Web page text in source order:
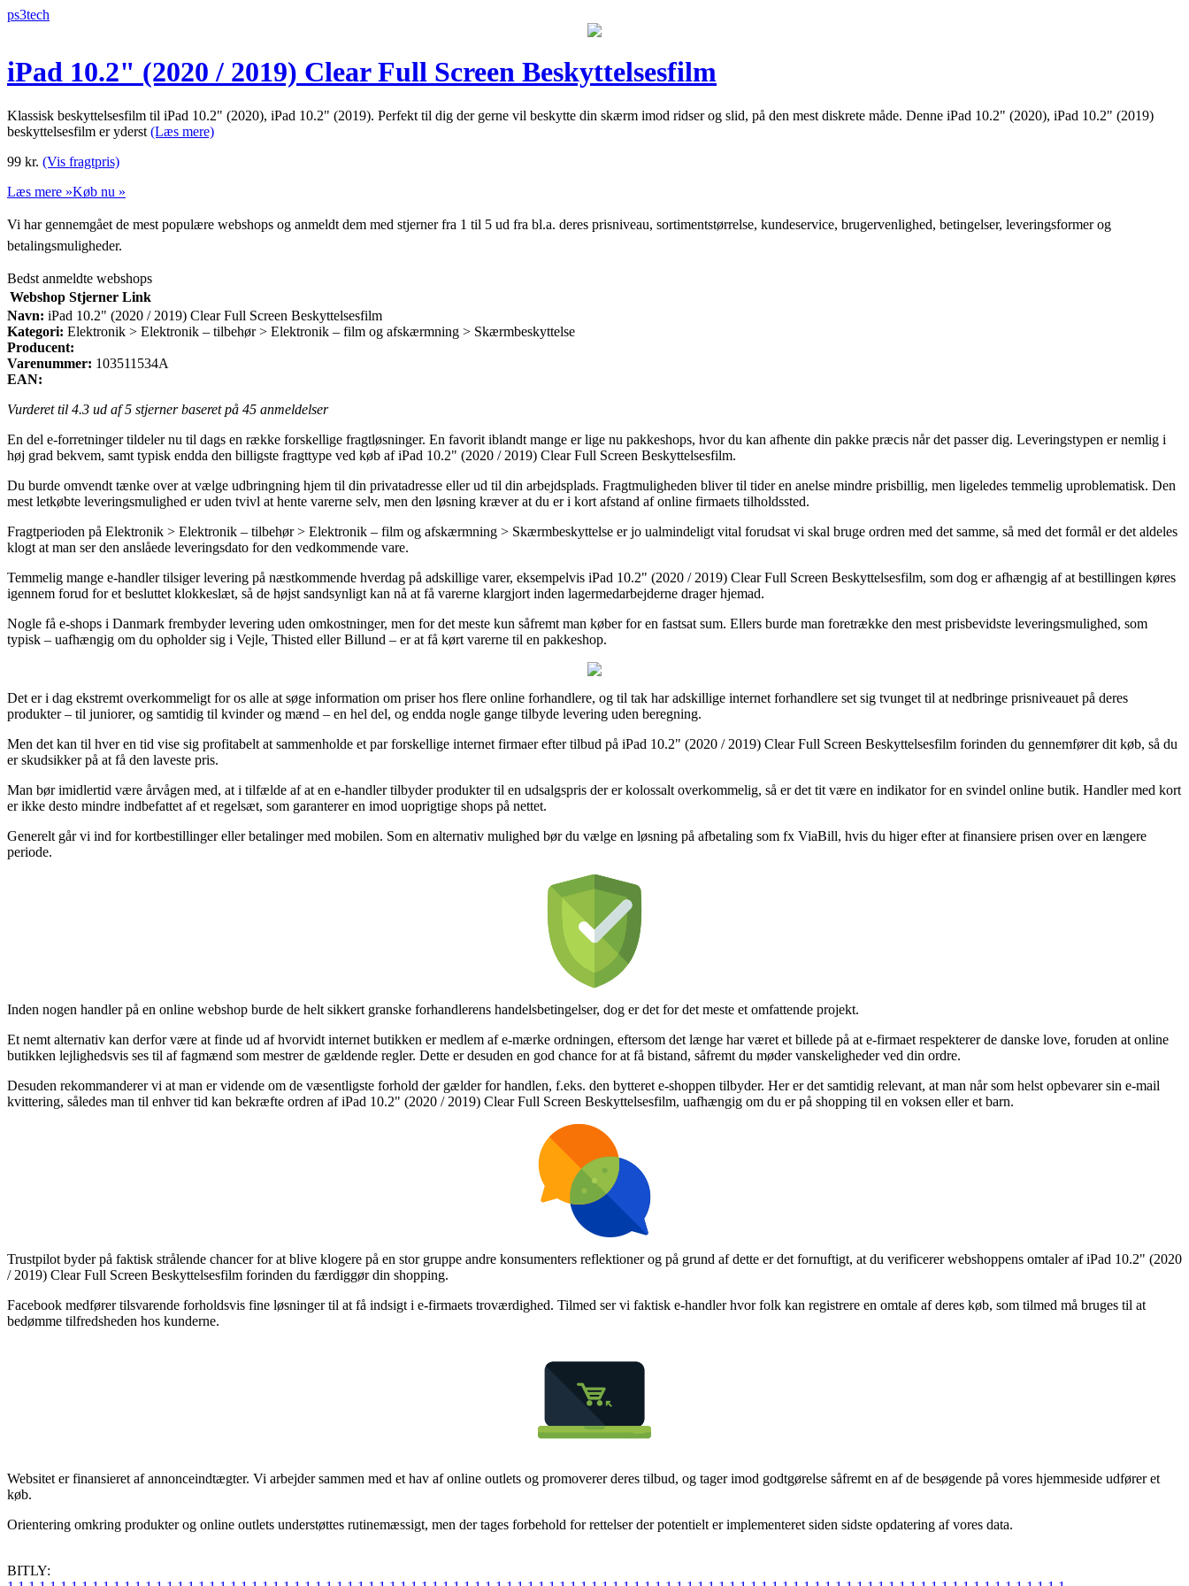
ps3tech
iPad 10.2" (2020 / 2019) Clear Full Screen Beskyttelsesfilm
Klassisk beskyttelsesfilm til iPad 10.2" (2020), iPad 10.2" (2019). Perfekt til dig der gerne vil beskytte din skærm imod ridser og slid, på den mest diskrete måde. Denne iPad 10.2" (2020), iPad 10.2" (2019)
beskyttelsesfilm er yderst (Læs mere)
99 kr. (Vis fragtpris)
Læs mere »Køb nu »
Vi har gennemgået de mest populære webshops og anmeldt dem med stjerner fra 1 til 5 ud fra bl.a. deres prisniveau, sortimentstørrelse, kundeservice, brugervenlighed, betingelser, leveringsformer og
betalingsmuligheder.
Bedst anmeldte webshops
Webshop Stjerner Link
Navn: iPad 10.2" (2020 / 2019) Clear Full Screen Beskyttelsesfilm
Kategori: Elektronik > Elektronik – tilbehør > Elektronik – film og afskærmning > Skærmbeskyttelse
Producent:
Varenummer: 103511534A
EAN:
Vurderet til 4.3 ud af 5 stjerner baseret på 45 anmeldelser
En del e-forretninger tildeler nu til dags en række forskellige fragtløsninger. En favorit iblandt mange er lige nu pakkeshops, hvor du kan afhente din pakke præcis når det passer dig. Leveringstypen er nemlig i
høj grad bekvem, samt typisk endda den billigste fragttype ved køb af iPad 10.2" (2020 / 2019) Clear Full Screen Beskyttelsesfilm.
Du burde omvendt tænke over at vælge udbringning hjem til din privatadresse eller ud til din arbejdsplads. Fragtmuligheden bliver til tider en anelse mindre prisbillig, men ligeledes temmelig uproblematisk. Den
mest letkøbte leveringsmulighed er uden tvivl at hente varerne selv, men den løsning kræver at du er i kort afstand af online firmaets tilholdssted.
Fragtperioden på Elektronik > Elektronik – tilbehør > Elektronik – film og afskærmning > Skærmbeskyttelse er jo ualmindeligt vital forudsat vi skal bruge ordren med det samme, så med det formål er det aldeles
klogt at man ser den anslåede leveringsdato for den vedkommende vare.
Temmelig mange e-handler tilsiger levering på næstkommende hverdag på adskillige varer, eksempelvis iPad 10.2" (2020 / 2019) Clear Full Screen Beskyttelsesfilm, som dog er afhængig af at bestillingen køres
igennem forud for et besluttet klokkeslæt, så de højst sandsynligt kan nå at få varerne klargjort inden lagermedarbejderne drager hjemad.
Nogle få e-shops i Danmark frembyder levering uden omkostninger, men for det meste kun såfremt man køber for en fastsat sum. Ellers burde man foretrække den mest prisbevidste leveringsmulighed, som
typisk – uafhængig om du opholder sig i Vejle, Thisted eller Billund – er at få kørt varerne til en pakkeshop.
Det er i dag ekstremt overkommeligt for os alle at søge information om priser hos flere online forhandlere, og til tak har adskillige internet forhandlere set sig tvunget til at nedbringe prisniveauet på deres
produkter – til juniorer, og samtidig til kvinder og mænd – en hel del, og endda nogle gange tilbyde levering uden beregning.
Men det kan til hver en tid vise sig profitabelt at sammenholde et par forskellige internet firmaer efter tilbud på iPad 10.2" (2020 / 2019) Clear Full Screen Beskyttelsesfilm forinden du gennemfører dit køb, så du
er skudsikker på at få den laveste pris.
Man bør imidlertid være årvågen med, at i tilfælde af at en e-handler tilbyder produkter til en udsalgspris der er kolossalt overkommelig, så er det tit være en indikator for en svindel online butik. Handler med kort
er ikke desto mindre indbefattet af et regelsæt, som garanterer en imod uoprigtige shops på nettet.
Generelt går vi ind for kortbestillinger eller betalinger med mobilen. Som en alternativ mulighed bør du vælge en løsning på afbetaling som fx ViaBill, hvis du higer efter at finansiere prisen over en længere
periode.
Inden nogen handler på en online webshop burde de helt sikkert granske forhandlerens handelsbetingelser, dog er det for det meste et omfattende projekt.
Et nemt alternativ kan derfor være at finde ud af hvorvidt internet butikken er medlem af e-mærke ordningen, eftersom det længe har været et billede på at e-firmaet respekterer de danske love, foruden at online
butikken lejlighedsvis ses til af fagmænd som mestrer de gældende regler. Dette er desuden en god chance for at få bistand, såfremt du møder vanskeligheder ved din ordre.
Desuden rekommanderer vi at man er vidende om de væsentligste forhold der gælder for handlen, f.eks. den bytteret e-shoppen tilbyder. Her er det samtidig relevant, at man når som helst opbevarer sin e-mail
kvittering, således man til enhver tid kan bekræfte ordren af iPad 10.2" (2020 / 2019) Clear Full Screen Beskyttelsesfilm, uafhængig om du er på shopping til en voksen eller et barn.
Trustpilot byder på faktisk strålende chancer for at blive klogere på en stor gruppe andre konsumenters reflektioner og på grund af dette er det fornuftigt, at du verificerer webshoppens omtaler af iPad 10.2" (2020
/ 2019) Clear Full Screen Beskyttelsesfilm forinden du færdiggør din shopping.
Facebook medfører tilsvarende forholdsvis fine løsninger til at få indsigt i e-firmaets troværdighed. Tilmed ser vi faktisk e-handler hvor folk kan registrere en omtale af deres køb, som tilmed må bruges til at
bedømme tilfredsheden hos kunderne.
Websitet er finansieret af annonceindtægter. Vi arbejder sammen med et hav af online outlets og promoverer deres tilbud, og tager imod godtgørelse såfremt en af de besøgende på vores hjemmeside udfører et
køb.
Orientering omkring produkter og online outlets understøttes rutinemæssigt, men der tages forbehold for rettelser der potentielt er implementeret siden sidste opdatering af vores data.
BITLY: